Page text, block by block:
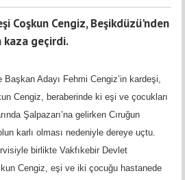
Coşkun Cengiz, Beşikdüzü'nden
kaza geçirdi.
Adayı Fehmi Cengiz’in kardeşi,
Cengiz, beraberinde ki eşi ve çocukları
Şalpazarı’na gelirken Cıruğun
karlı olması nedeniyle dereye uçtu.
birlikte Vakfıkebir Devlet
Cengiz, eşi ve iki çocuğu hastanede